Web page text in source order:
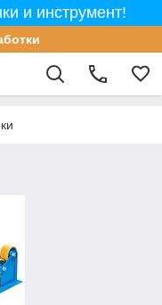
и инструмент!